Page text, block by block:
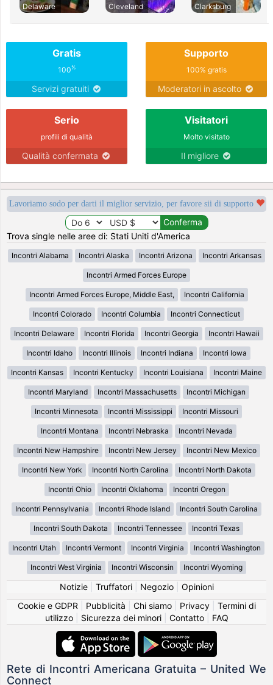
Delaware
Cleveland
Clarksburg
Gratis
100%
Servizi gratuiti
Supporto
100% gratis
Moderatori in ascolto
Serio
profili di qualità
Qualità confermata
Visitatori
Molto visitato
Il migliore
Lavoriamo sodo per darti il miglior servizio, per favore sii di supporto
Trova single nelle aree di: Stati Uniti d'America
Incontri Alabama Incontri Alaska Incontri Arizona Incontri Arkansas
Incontri Armed Forces Europe
Incontri Armed Forces Europe, Middle East, Incontri California
Incontri Colorado Incontri Columbia Incontri Connecticut
Incontri Delaware Incontri Florida Incontri Georgia Incontri Hawaii
Incontri Idaho Incontri Illinois Incontri Indiana Incontri Iowa
Incontri Kansas Incontri Kentucky Incontri Louisiana Incontri Maine
Incontri Maryland Incontri Massachusetts Incontri Michigan
Incontri Minnesota Incontri Mississippi Incontri Missouri
Incontri Montana Incontri Nebraska Incontri Nevada
Incontri New Hampshire Incontri New Jersey Incontri New Mexico
Incontri New York Incontri North Carolina Incontri North Dakota
Incontri Ohio Incontri Oklahoma Incontri Oregon
Incontri Pennsylvania Incontri Rhode Island Incontri South Carolina
Incontri South Dakota Incontri Tennessee Incontri Texas
Incontri Utah Incontri Vermont Incontri Virginia Incontri Washington
Incontri West Virginia Incontri Wisconsin Incontri Wyoming
Notizie| Truffatori| Negozio| Opinioni
Cookie e GDPR
Pubblicità Chi siamo| Privacy| Termini di
utilizzo| Sicurezza dei minori| Contatto| FAQ
Rete di Incontri Americana Gratuita – United We
Connect